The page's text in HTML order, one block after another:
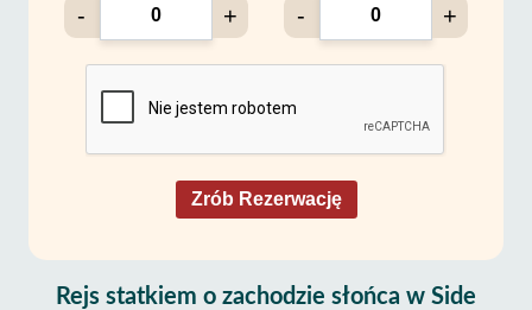
- + - +
Zrób Rezerwację
Rejs statkiem o zachodzie słońca w Side